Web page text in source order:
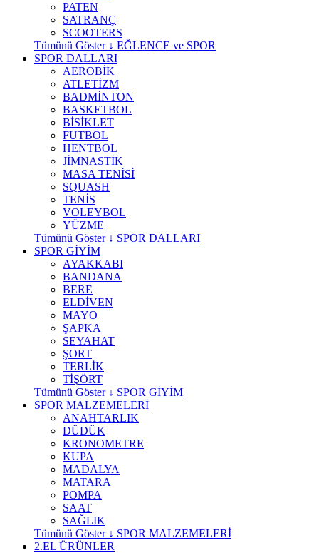
PATEN
SATRANÇ
SCOOTERS
Tümünü Göster ↓ EĞLENCE ve SPOR
SPOR DALLARI
AEROBİK
ATLETİZM
BADMİNTON
BASKETBOL
BİSİKLET
FUTBOL
HENTBOL
JİMNASTİK
MASA TENİSİ
SQUASH
TENİS
VOLEYBOL
YÜZME
Tümünü Göster ↓ SPOR DALLARI
SPOR GİYİM
AYAKKABI
BANDANA
BERE
ELDİVEN
MAYO
ŞAPKA
SEYAHAT
ŞORT
TERLİK
TİŞÖRT
Tümünü Göster ↓ SPOR GİYİM
SPOR MALZEMELERİ
ANAHTARLIK
DÜDÜK
KRONOMETRE
KUPA
MADALYA
MATARA
POMPA
SAAT
SAĞLIK
Tümünü Göster ↓ SPOR MALZEMELERİ
2.EL ÜRÜNLER